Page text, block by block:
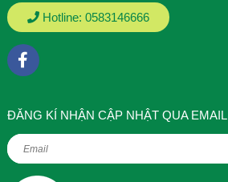
Hotline: 0583146666
ÐĂNG KÍ NHẬN CẬP NHẬT QUA EMAIL